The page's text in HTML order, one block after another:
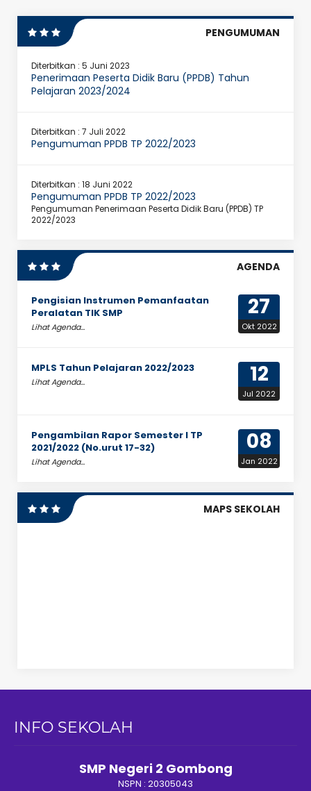
PENGUMUMAN
Diterbitkan : 5 Juni 2023
Penerimaan Peserta Didik Baru (PPDB) Tahun
Pelajaran 2023/2024
Diterbitkan : 7 Juli 2022
Pengumuman PPDB TP 2022/2023
Diterbitkan : 18 Juni 2022
Pengumuman PPDB TP 2022/2023
Pengumuman Penerimaan Peserta Didik Baru (PPDB) TP
2022/2023
AGENDA
27
Okt 2022
Pengisian Instrumen Pemanfaatan
Peralatan TIK SMP
Lihat Agenda...
12
Jul 2022
MPLS Tahun Pelajaran 2022/2023
Lihat Agenda...
08
Jan 2022
Pengambilan Rapor Semester I TP
2021/2022 (No.urut 17-32)
Lihat Agenda...
MAPS SEKOLAH
INFO SEKOLAH
SMP Negeri 2 Gombong
NSPN : 20305043